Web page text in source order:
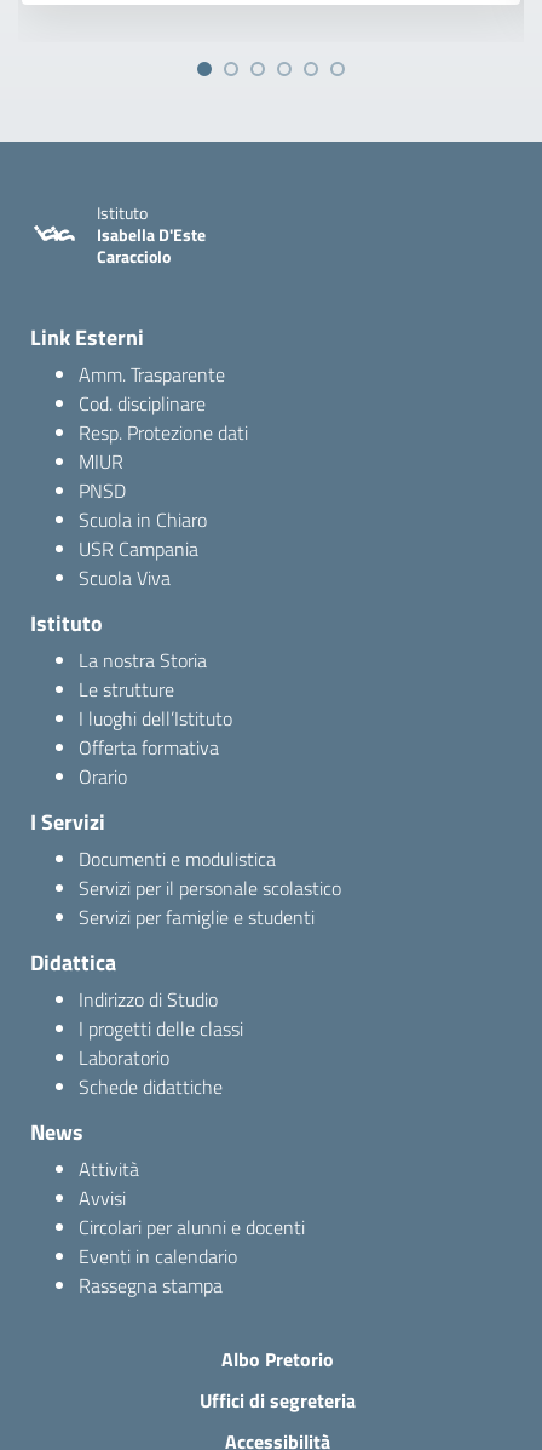
Istituto
Isabella D'Este
Caracciolo
Link Esterni
Amm. Trasparente
Cod. disciplinare
Resp. Protezione dati
MIUR
PNSD
Scuola in Chiaro
USR Campania
Scuola Viva
Istituto
La nostra Storia
Le strutture
I luoghi dell’Istituto
Offerta formativa
Orario
I Servizi
Documenti e modulistica
Servizi per il personale scolastico
Servizi per famiglie e studenti
Didattica
Indirizzo di Studio
I progetti delle classi
Laboratorio
Schede didattiche
News
Attività
Avvisi
Circolari per alunni e docenti
Eventi in calendario
Rassegna stampa
Albo Pretorio
Uffici di segreteria
Accessibilità